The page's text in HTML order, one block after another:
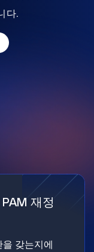
다.
재정
갖는지에